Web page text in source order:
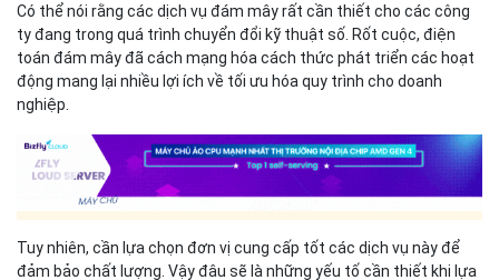
Có thể nói rằng các dịch vụ đám mây rất cần thiết cho các công
ty đang trong quá trình chuyển đổi kỹ thuật số. Rốt cuộc, điện
toán đám mây đã cách mạng hóa cách thức phát triển các hoạt
động mang lại nhiều lợi ích về tối ưu hóa quy trình cho doanh
nghiệp.
Tuy nhiên, cần lựa chọn đơn vị cung cấp tốt các dịch vụ này để
đảm bảo chất lượng. Vậy đâu sẽ là những yếu tố cần thiết khi lựa